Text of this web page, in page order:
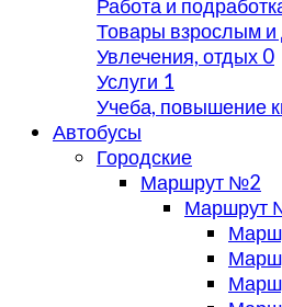
Работа и
Товары взрослым и
Увлечения, отдых 0
Услуги 1
Учеба, повышение
Автобусы
Городские
Маршрут №2
Маршрут